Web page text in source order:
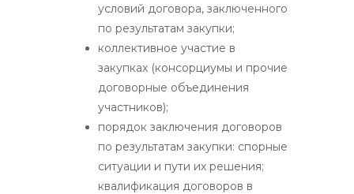
условий договора, заключенного
по результатам закупки;
коллективное участие в
закупках (консорциумы и прочие
договорные объединения
участников);
порядок заключения договоров
по результатам закупки: спорные
ситуации и пути их решения;
квалификация договоров в